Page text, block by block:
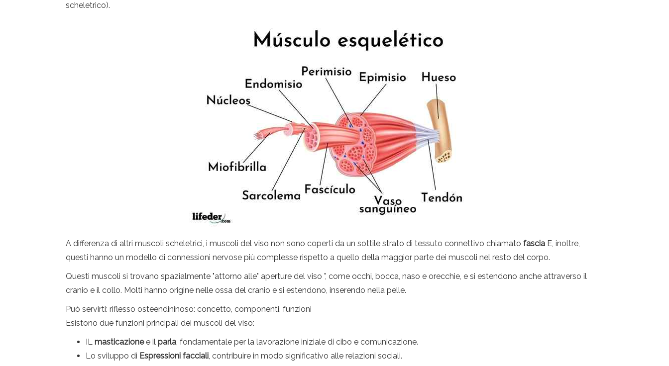
scheletrico).
A differenza di altri muscoli scheletrici, i muscoli del viso non sono coperti da un sottile strato di tessuto connettivo chiamato fascia E, inoltre,
questi hanno un modello di connessioni nervose più complesse rispetto a quello della maggior parte dei muscoli nel resto del corpo.
Questi muscoli si trovano spazialmente "attorno alle" aperture del viso ", come occhi, bocca, naso e orecchie, e si estendono anche attraverso il
cranio e il collo. Molti hanno origine nelle ossa del cranio e si estendono, inserendo nella pelle.
Può servirti: riflesso osteendininoso: concetto, componenti, funzioni
Esistono due funzioni principali dei muscoli del viso:
IL masticazionee il parla, fondamentale per la lavorazione iniziale di cibo e comunicazione.
Lo sviluppo di Espressioni facciali, contribuire in modo significativo alle relazioni sociali.